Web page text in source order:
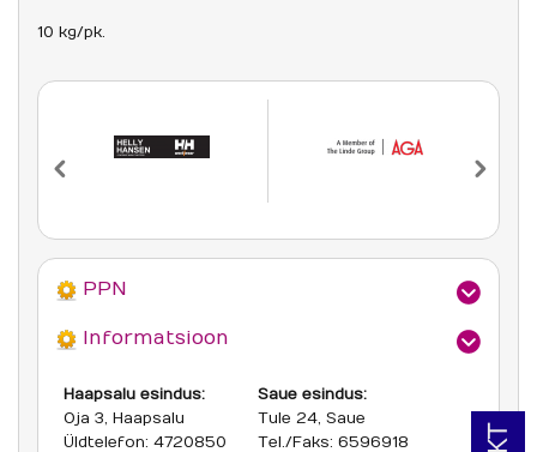
10 kg/pk.
PPN
Informatsioon
Haapsalu esindus:
Oja 3, Haapsalu
Üldtelefon: 4720850
Saue esindus:
Tule 24, Saue
Tel./Faks: 6596918